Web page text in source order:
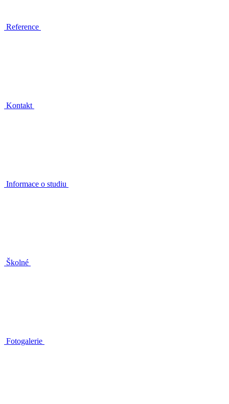
Reference
Kontakt
Informace o studiu
Školné
Fotogalerie